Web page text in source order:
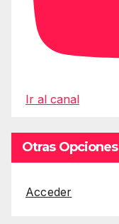
Ir al canal
Otras Opciones
Acceder